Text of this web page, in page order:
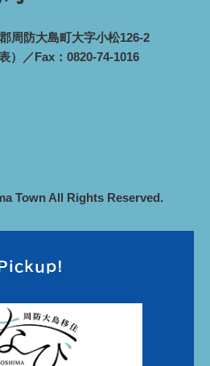
周防大島町大字小松126-2
）／Fax：0820-74-1016
Town All Rights Reserved.